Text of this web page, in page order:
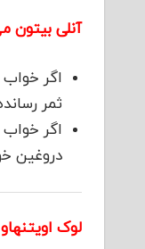
آنلی بیتون
اگر
ثمر
اگر
دروغین
لوک